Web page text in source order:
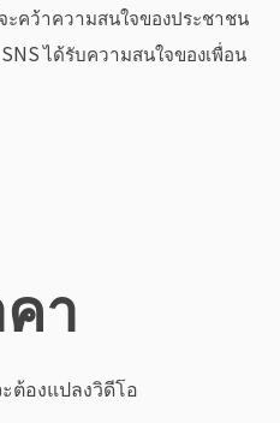
ะคว้าความสนใจของประชาชน
ได้รับความสนใจของเพื่อน
า
ต้องแปลงวิดีโอ